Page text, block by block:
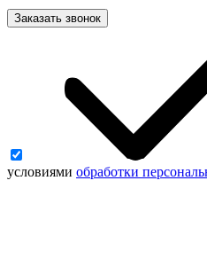
Заказать звонок
условиями обработки